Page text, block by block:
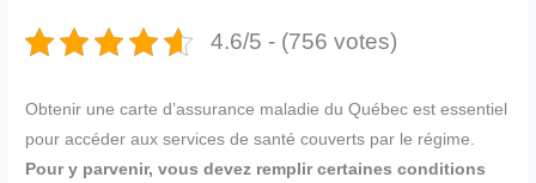
4.6/5 - (756 votes)
Obtenir une carte d’assurance maladie du Québec est essentiel
pour accéder aux services de santé couverts par le régime.
Pour y parvenir, vous devez remplir certaines conditions